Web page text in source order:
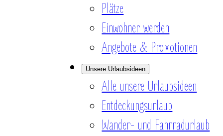
Plätze
Einwohner werden
Angebote & Promotionen
Unsere Urlaubsideen
Alle unsere Urlaubsideen
Entdeckungsurlaub
Wander- und Fahrradurlaub